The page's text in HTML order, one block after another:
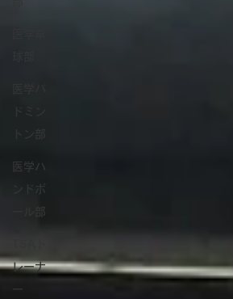
医学ハ
ンドボ
ール部
レーナ
ー